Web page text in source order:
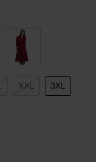
XXL 3XL